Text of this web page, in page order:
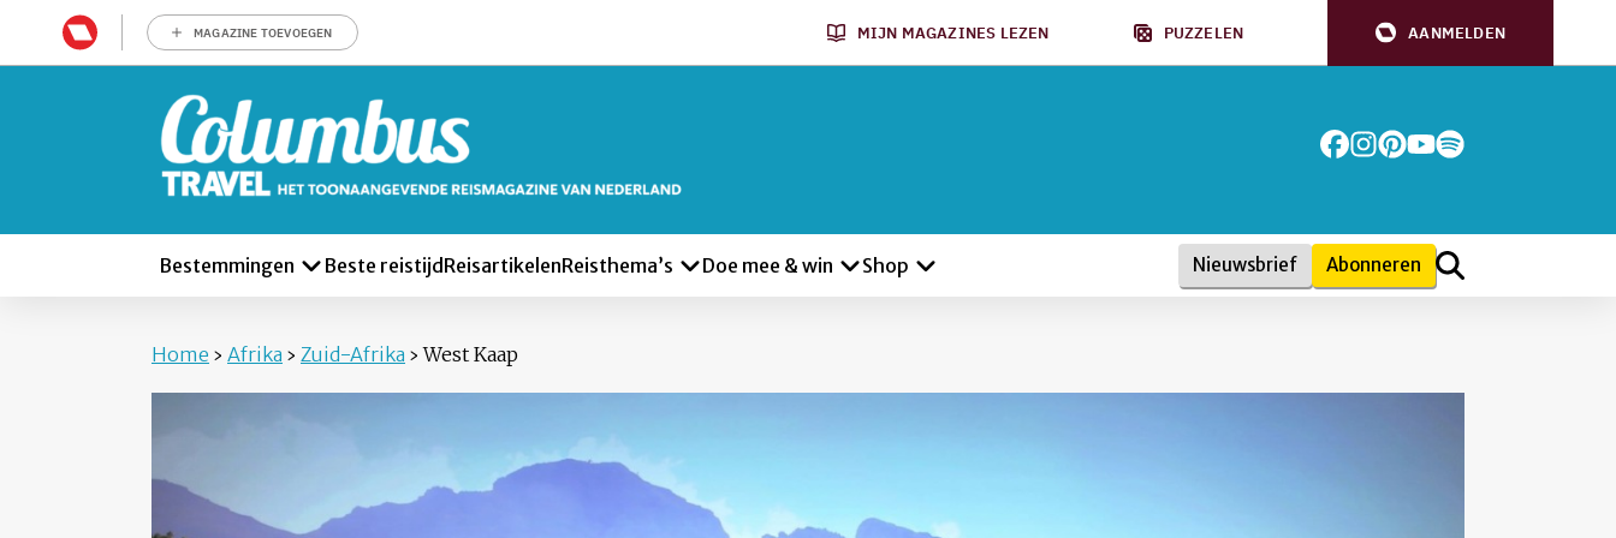
MAGAZINE TOEVOEGEN MIJN MAGAZINES LEZEN PUZZELEN AANMELDEN
Bestemmingen Beste reistijd ReisartikelenReisthema’s Doe mee & win Shop Nieuwsbrief Abonneren
Home › Afrika › Zuid-Afrika › West Kaap